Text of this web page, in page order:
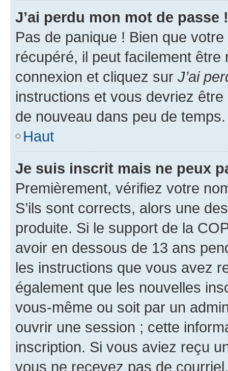
J’ai perdu mon mot de passe !
Pas de panique ! Bien que
récupéré, il peut facilement
connexion et cliquez sur J’ai
instructions et vous devriez
de nouveau dans peu de temps.
Haut
Je suis inscrit mais ne peux
Premièrement, vérifiez votre
S’ils sont corrects, alors une
produite. Si le support de la
avoir en dessous de 13 ans
les instructions que vous avez
également que les nouvelles
vous-même ou soit par un
ouvrir une session ; cette
inscription. Si vous aviez reçu
vous ne recevez pas de